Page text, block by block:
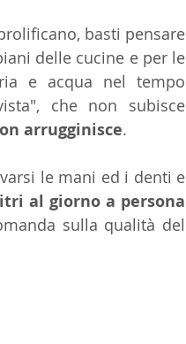
basti pensare
delle cucine e per le
e acqua nel tempo
che non subisce
arrugginisce.
le mani ed i denti e
al giorno a persona